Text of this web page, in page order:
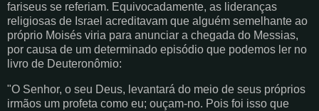
fariseus se referiam. Equivocadamente, as lideranças
religiosas de Israel acreditavam que alguém semelhante ao
próprio Moisés viria para anunciar a chegada do Messias,
por causa de um determinado episódio que podemos ler no
livro de Deuteronômio:
"O Senhor, o seu Deus, levantará do meio de seus próprios
irmãos um profeta como eu; ouçam-no. Pois foi isso que